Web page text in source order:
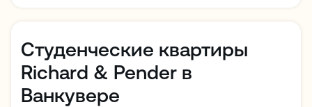
Студенческие квартиры
Richard & Pender в
Ванкувере